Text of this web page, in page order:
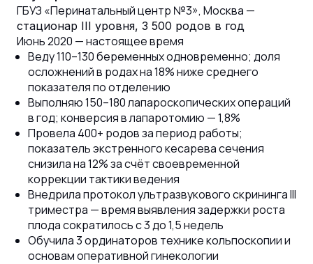
ГБУЗ «Перинатальный центр №3», Москва —
стационар III уровня, 3 500 родов в год
Июнь 2020 — настоящее время
Веду 110–130 беременных одновременно; доля
осложнений в родах на 18% ниже среднего
показателя по отделению
Выполняю 150–180 лапароскопических операций
в год; конверсия в лапаротомию — 1,8%
Провела 400+ родов за период работы;
показатель экстренного кесарева сечения
снизила на 12% за счёт своевременной
коррекции тактики ведения
Внедрила протокол ультразвукового скрининга III
триместра — время выявления задержки роста
плода сократилось с 3 до 1,5 недель
Обучила 3 ординаторов технике кольпоскопии и
основам оперативной гинекологии